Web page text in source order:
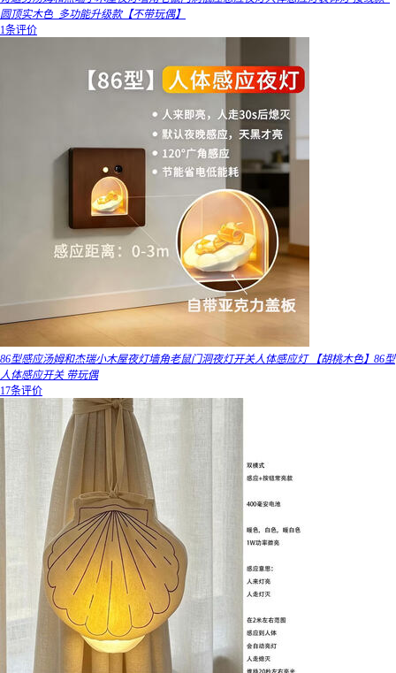
圆顶实木色_多功能升级款【不带玩偶】
1条评价
86型感应汤姆和杰瑞小木屋夜灯墙角老鼠门洞夜灯开关人体感应灯 【胡桃木色】86型
人体感应开关 带玩偶
17条评价